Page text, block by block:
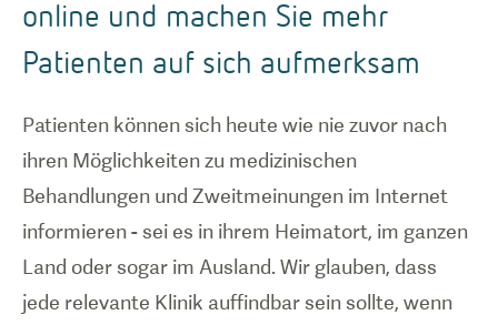
online und machen Sie mehr
Patienten auf sich aufmerksam
Patienten können sich heute wie nie zuvor nach
ihren Möglichkeiten zu medizinischen
Behandlungen und Zweitmeinungen im Internet
informieren - sei es in ihrem Heimatort, im ganzen
Land oder sogar im Ausland. Wir glauben, dass
jede relevante Klinik auffindbar sein sollte, wenn